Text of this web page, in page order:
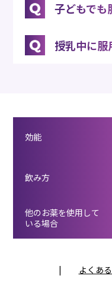
子どもでも
授乳中に服
効能
飲み方
他のお薬を使用して
いる場合
| よくあ